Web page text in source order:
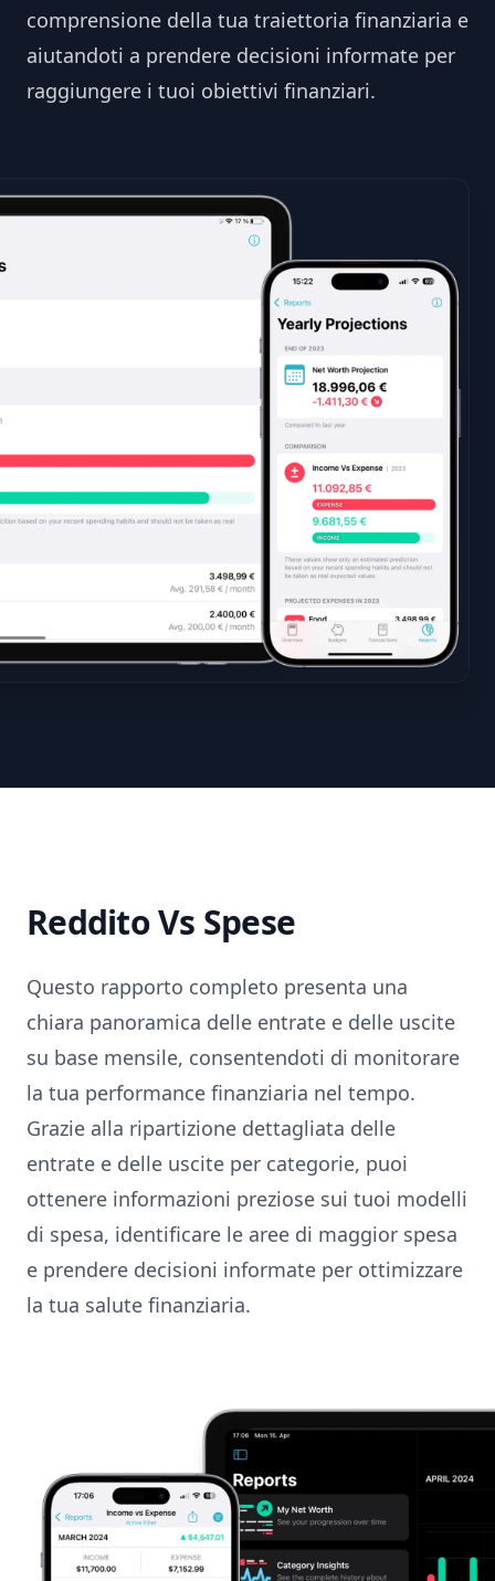
comprensione della tua traiettoria finanziaria e
aiutandoti a prendere decisioni informate per
raggiungere i tuoi obiettivi finanziari.
Reddito Vs Spese
Questo rapporto completo presenta una
chiara panoramica delle entrate e delle uscite
su base mensile, consentendoti di monitorare
la tua performance finanziaria nel tempo.
Grazie alla ripartizione dettagliata delle
entrate e delle uscite per categorie, puoi
ottenere informazioni preziose sui tuoi modelli
di spesa, identificare le aree di maggior spesa
e prendere decisioni informate per ottimizzare
la tua salute finanziaria.